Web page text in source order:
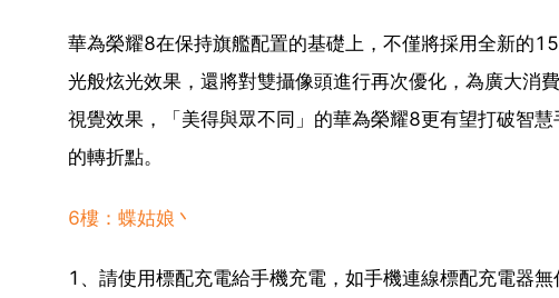
華為榮耀8在保持旗艦配置的基礎上，不僅將採用全新的
光般炫光效果，還將對雙攝像頭進行再次優化，為廣大消
視覺效果，「美得與眾不同」的華為榮耀8更有望打破智
的轉折點。
6樓：蝶姑娘丶
1、請使用標配充電給手機充電，如手機連線標配充電器